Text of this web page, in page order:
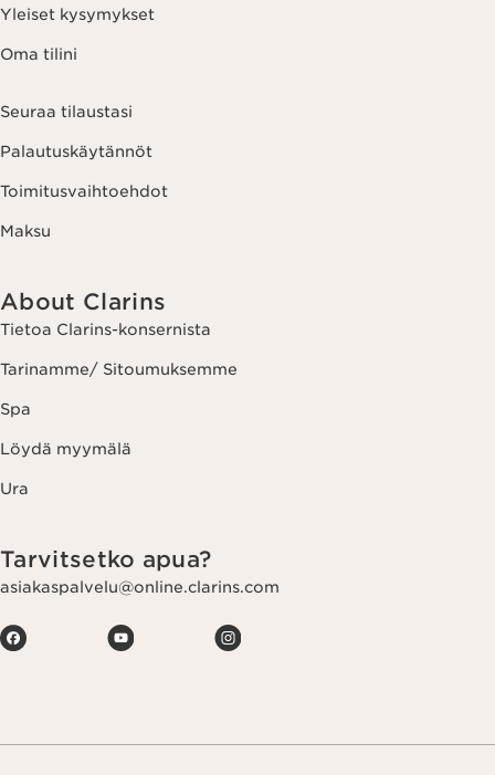
Yleiset kysymykset
Oma tilini
Seuraa tilaustasi
Palautuskäytännöt
Toimitusvaihtoehdot
Maksu
About Clarins
Tietoa Clarins-konsernista
Tarinamme/ Sitoumuksemme
Spa
Löydä myymälä
Ura
Tarvitsetko apua?
asiakaspalvelu@online.clarins.com